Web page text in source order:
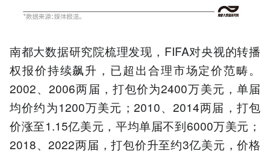
南都大数据研究院梳理发现，FIFA对央视的转播
权报价持续飙升，已超出合理市场定价范畴。
2002、2006两届，打包价为2400万美元，单届
均价约为1200万美元；2010、2014两届，打包
价涨至1.15亿美元，平均单届不到6000万美元；
2018、2022两届，打包价升至约3亿美元，价格